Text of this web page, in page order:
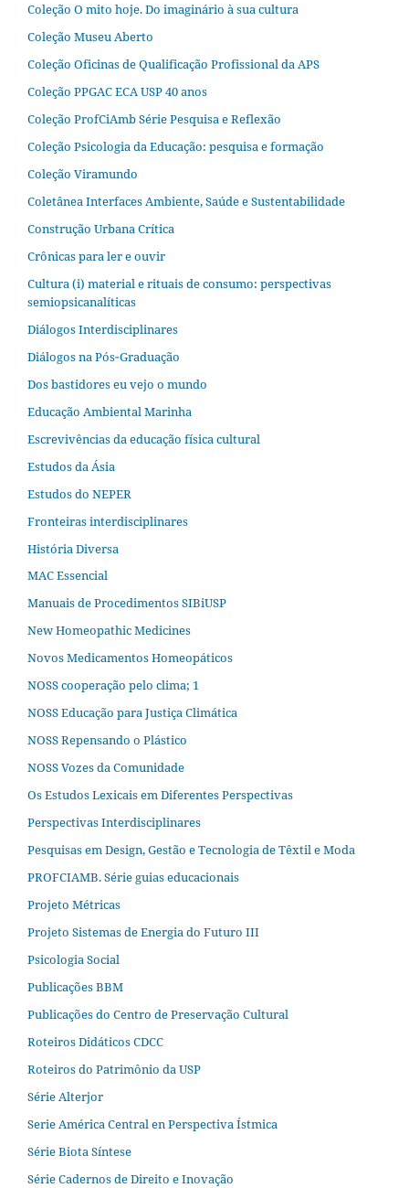
Coleção O mito hoje. Do imaginário à sua cultura
Coleção Museu Aberto
Coleção Oficinas de Qualificação Profissional da APS
Coleção PPGAC ECA USP 40 anos
Coleção ProfCiAmb Série Pesquisa e Reflexão
Coleção Psicologia da Educação: pesquisa e formação
Coleção Viramundo
Coletânea Interfaces Ambiente, Saúde e Sustentabilidade
Construção Urbana Crítica
Crônicas para ler e ouvir
Cultura (i) material e rituais de consumo: perspectivas
semiopsicanalíticas
Diálogos Interdisciplinares
Diálogos na Pós‐Graduação
Dos bastidores eu vejo o mundo
Educação Ambiental Marinha
Escrevivências da educação física cultural
Estudos da Ásia​
Estudos do NEPER
Fronteiras interdisciplinares
História Diversa
MAC Essencial
Manuais de Procedimentos SIBiUSP
New Homeopathic Medicines
Novos Medicamentos Homeopáticos
NOSS cooperação pelo clima; 1
NOSS Educação para Justiça Climática
NOSS Repensando o Plástico
NOSS Vozes da Comunidade
Os Estudos Lexicais em Diferentes Perspectivas
Perspectivas Interdisciplinares
Pesquisas em Design, Gestão e Tecnologia de Têxtil e Moda
PROFCIAMB. Série guias educacionais
Projeto Métricas
Projeto Sistemas de Energia do Futuro III
Psicologia Social
Publicações BBM
Publicações do Centro de Preservação Cultural
Roteiros Didáticos CDCC
Roteiros do Patrimônio da USP
Série Alterjor
Serie América Central en Perspectiva Ístmica
Série Biota Síntese
Série Cadernos de Direito e Inovação